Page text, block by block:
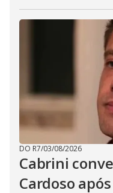
DO R7/03/08/2026
Cabrini
Cardoso